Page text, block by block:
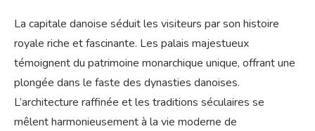
La capitale danoise séduit les visiteurs par son histoire
royale riche et fascinante. Les palais majestueux
témoignent du patrimoine monarchique unique, offrant une
plongée dans le faste des dynasties danoises.
L’architecture raffinée et les traditions séculaires se
mêlent harmonieusement à la vie moderne de